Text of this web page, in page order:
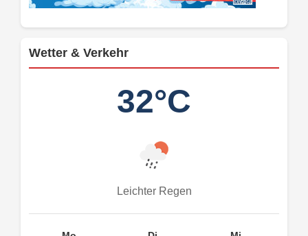
Wetter & Verkehr
32°C
Leichter Regen